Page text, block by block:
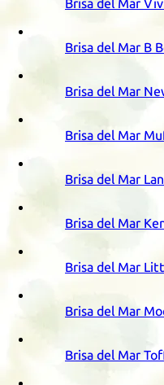
Brisa del Mar
Brisa del Mar B
Brisa del Mar
Brisa del Mar
Brisa del Mar
Brisa del Mar
Brisa del Mar
Brisa del Mar
Brisa del Mar